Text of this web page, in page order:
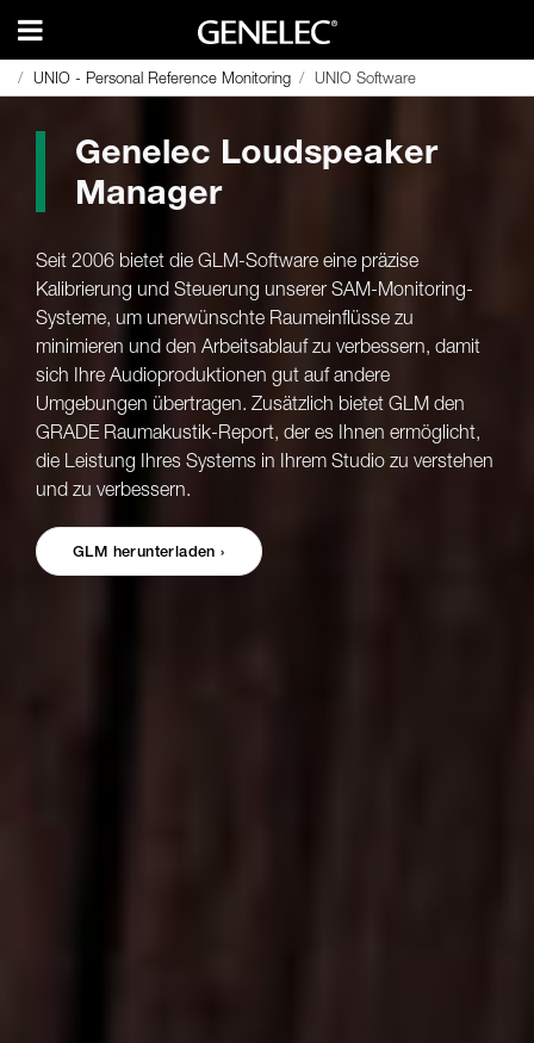
UNIO - Personal Reference Monitoring UNIO Software
UNIO - Personal Reference Monitoring UNIO Software
Genelec Loudspeaker
Manager
Seit 2006 bietet die GLM-Software eine präzise
Kalibrierung und Steuerung unserer SAM-Monitoring-
Systeme, um unerwünschte Raumeinflüsse zu
minimieren und den Arbeitsablauf zu verbessern, damit
sich Ihre Audioproduktionen gut auf andere
Umgebungen übertragen. Zusätzlich bietet GLM den
GRADE Raumakustik-Report, der es Ihnen ermöglicht,
die Leistung Ihres Systems in Ihrem Studio zu verstehen
und zu verbessern.
GLM herunterladen ›